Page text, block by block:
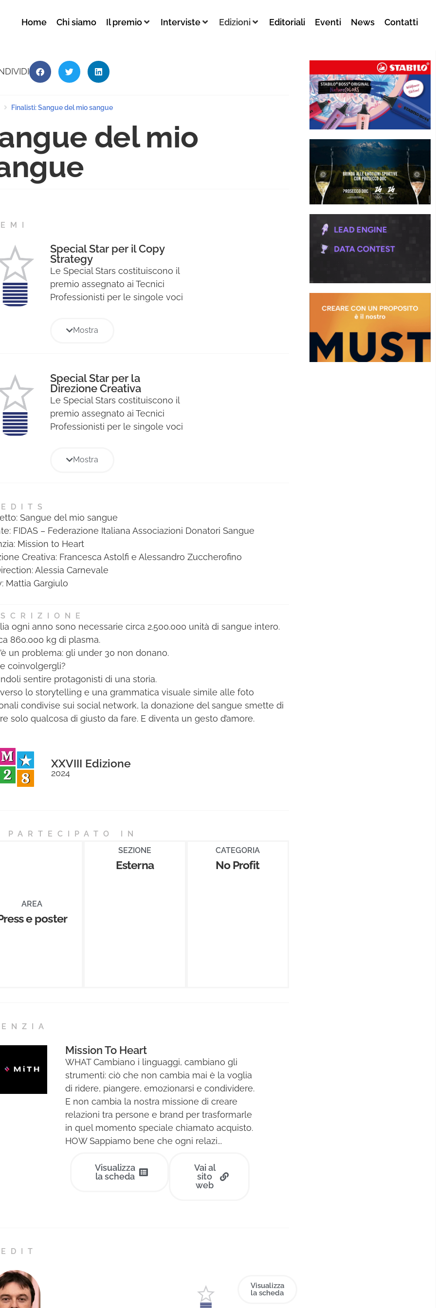
Home Chi siamo Il premio Interviste Edizioni Editoriali Eventi News Contatti
Finalisti: Sangue del mio sangue
del mio
Special Star per il Copy
Strategy
Le Special Stars costituiscono il
premio assegnato ai Tecnici
Professionisti per le singole voci
state assegnate a coloro che
tecniche di ogni Giuria. Il
riconoscimento consiste in un
diploma cartaceo e alla
pubblicazione di foto e bio della
persona premiata nell’albo dei
inserito nell’Annual cartaceo
Mostra
Special Star per la
Direzione Creativa
Le Special Stars costituiscono il
premio assegnato ai Tecnici
Professionisti per le singole voci
state assegnate a coloro che
riconoscimento consiste in un
diploma cartaceo e alla
pubblicazione di foto e bio della
persona premiata nell’albo dei
migliori professionisti dell’anno,
inserito nell’Annual cartaceo
Mostra
Sangue del mio sangue
FIDAS – Federazione Italiana Associazioni Donatori Sangue
Mission to Heart
Creativa: Francesca Astolfi e Alessandro Zuccherofino
Alessia Carnevale
Mattia Gargiulo
ogni anno sono necessarie circa 2.500.000 unità di sangue intero.
860.000 kg di plasma.
un problema: gli under 30 non donano.
coinvolgergli?
sentire protagonisti di una storia.
lo storytelling e una grammatica visuale simile alle foto
condivise sui social network, la donazione del sangue smette di
solo qualcosa di giusto da fare. E diventa un gesto d’amore.
XXVIII Edizione
2024
PARTECIPATO IN
AREA
e poster
SEZIONE
Esterna
CATEGORIA
No Profit
Mission To Heart
WHAT Cambiano i linguaggi, cambiano gli
strumenti: ciò che non cambia mai è la voglia
di ridere, piangere, emozionarsi e condividere.
E non cambia la nostra missione di creare
relazioni tra persone e brand per trasformarle
in quel momento speciale chiamato acquisto.
HOW Sappiamo bene che ogni relazi...
Visualizza
la scheda
Vai al
sito
web
Visualizza
la scheda